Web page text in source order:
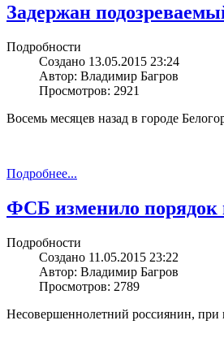
Задержан
Подробности
Создано 13.05.2015 23:24
Автор: Владимир Багров
Просмотров: 2921
Восемь месяцев назад в городе
Подробнее...
ФСБ изменило порядок
Подробности
Создано 11.05.2015 23:22
Автор: Владимир Багров
Просмотров: 2789
Несовершеннолетний россиянин, при